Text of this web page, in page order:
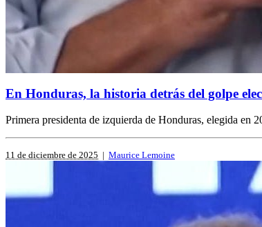
En Honduras, la historia detrás del golpe
Primera presidenta de izquierda de Honduras, elegida
11 de diciembre de 2025 | Maurice Lemoine